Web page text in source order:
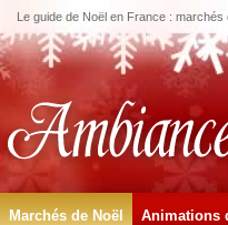
Le guide de Noël en France :
Marchés de Noël Animations